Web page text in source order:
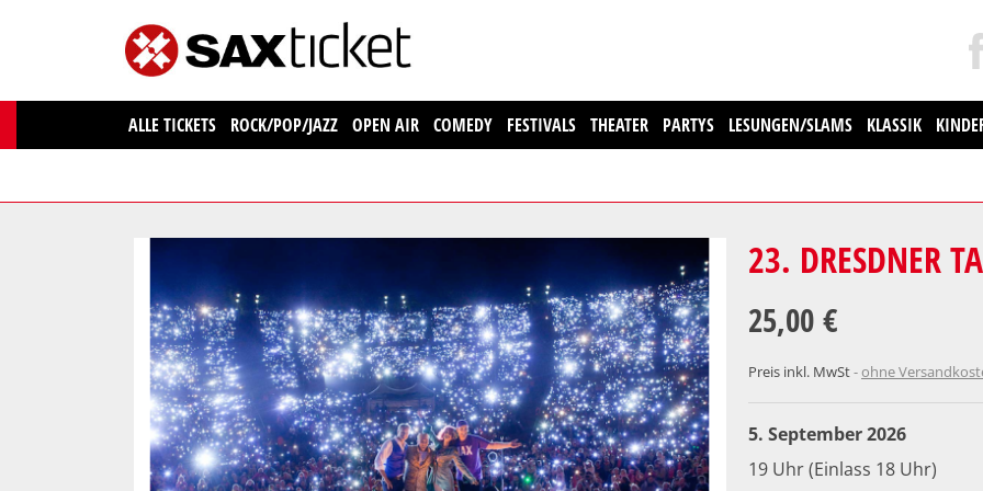
ALLE TICKETS ROCK/POP/JAZZ OPEN AIR COMEDY FESTIVALS THEATER PARTYS LESUNGEN/SLAMS KLASSIK
23. DRESDNER
25,00 €
Preis inkl. MwSt ohne
5. September 2026
19 Uhr (Einlass 18 Uhr)